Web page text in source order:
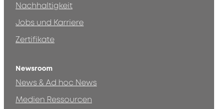
Nachhaltigkeit
Jobs und Karriere
Zertifikate
Newsroom
News & Ad hoc News
Medien Ressourcen